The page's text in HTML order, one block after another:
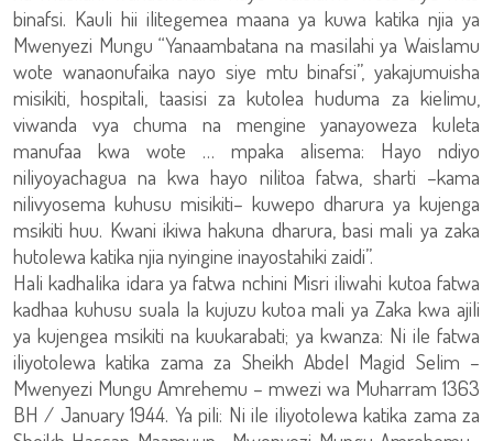
binafsi. Kauli hii ilitegemea maana ya kuwa katika njia ya
Mwenyezi Mungu “Yanaambatana na masilahi ya Waislamu
wote wanaonufaika nayo siye mtu binafsi”, yakajumuisha
misikiti, hospitali, taasisi za kutolea huduma za kielimu,
viwanda vya chuma na mengine yanayoweza kuleta
manufaa kwa wote … mpaka alisema: Hayo ndiyo
niliyoyachagua na kwa hayo nilitoa fatwa, sharti –kama
nilivyosema kuhusu misikiti– kuwepo dharura ya kujenga
msikiti huu. Kwani ikiwa hakuna dharura, basi mali ya zaka
hutolewa katika njia nyingine inayostahiki zaidi”.
Hali kadhalika idara ya fatwa nchini Misri iliwahi kutoa fatwa
kadhaa kuhusu suala la kujuzu kutoa mali ya Zaka kwa ajili
ya kujengea msikiti na kuukarabati; ya kwanza: Ni ile fatwa
iliyotolewa katika zama za Sheikh Abdel Magid Selim –
Mwenyezi Mungu Amrehemu – mwezi wa Muharram 1363
BH / January 1944. Ya pili: Ni ile iliyotolewa katika zama za